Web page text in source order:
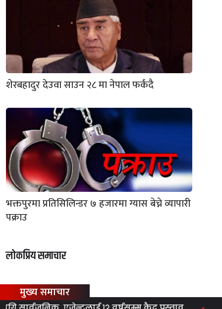
शेरबहादुर देउवा साउन २८ मा नेपाल फर्कंदै
भक्तपुरमा प्रतिसिलिन्डर ७ हजारमा ग्यास बेच्ने व्यापारी
पक्राउ
लोकप्रिय समाचार
मुख्य समाचार